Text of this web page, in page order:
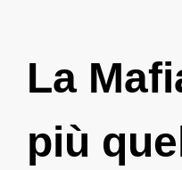
La
più